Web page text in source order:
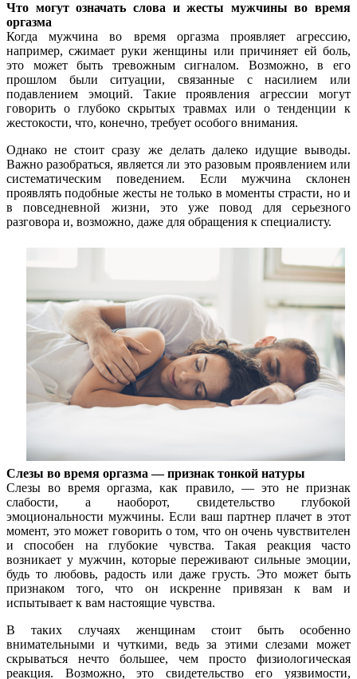
Что могут означать слова и жесты мужчины во время
оргазма
Когда мужчина во время оргазма проявляет агрессию,
например, сжимает руки женщины или причиняет ей боль,
это может быть тревожным сигналом. Возможно, в его
прошлом были ситуации, связанные с насилием или
подавлением эмоций. Такие проявления агрессии могут
говорить о глубоко скрытых травмах или о тенденции к
жестокости, что, конечно, требует особого внимания.
Однако не стоит сразу же делать далеко идущие выводы.
Важно разобраться, является ли это разовым проявлением или
систематическим поведением. Если мужчина склонен
проявлять подобные жесты не только в моменты страсти, но и
в повседневной жизни, это уже повод для серьезного
разговора и, возможно, даже для обращения к специалисту.
Слезы во время оргазма — признак тонкой натуры
Слезы во время оргазма, как правило, — это не признак
слабости, а наоборот, свидетельство глубокой
эмоциональности мужчины. Если ваш партнер плачет в этот
момент, это может говорить о том, что он очень чувствителен
и способен на глубокие чувства. Такая реакция часто
возникает у мужчин, которые переживают сильные эмоции,
будь то любовь, радость или даже грусть. Это может быть
признаком того, что он искренне привязан к вам и
испытывает к вам настоящие чувства.
В таких случаях женщинам стоит быть особенно
внимательными и чуткими, ведь за этими слезами может
скрываться нечто большее, чем просто физиологическая
реакция. Возможно, это свидетельство его уязвимости,